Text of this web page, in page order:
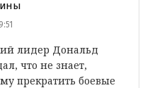
лидер Дональд
что не знает,
прекратить боевые